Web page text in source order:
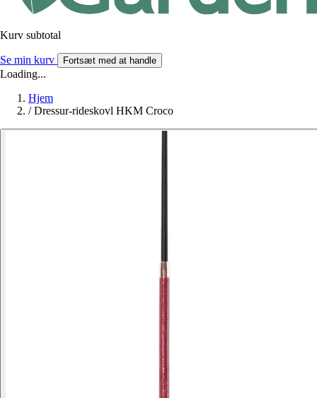
Kurv subtotal
Se min kurv Fortsæt med at handle
Loading...
Hjem
/ Dressur-rideskovl HKM Croco